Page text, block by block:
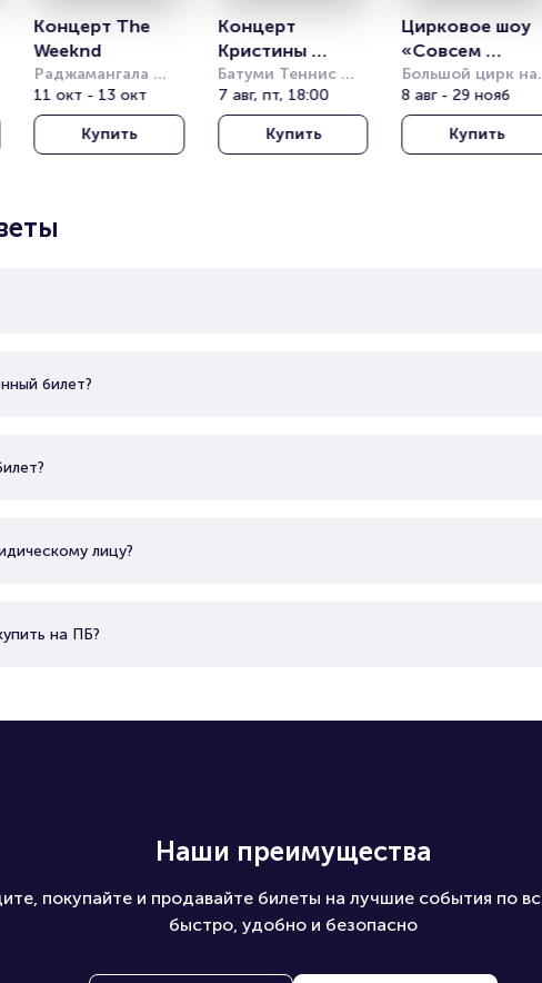
Концерт The
Weeknd
Раджамангала
Нэшнл Стэдиум
(Rajamangala
National Stadium)
11 окт - 13 окт
Купить
Концерт
Кристины
Орбакайте
Батуми Теннис
Клаб (Batumi
Tennis Club)
7 авг, пт, 18:00
Купить
Цирковое шоу
«Совсем
большой»
Большой цирк на
проспекте
Вернадского
8 авг - 29 нояб
Купить
билет?
лицу?
на ПБ?
Наши преимущества
покупайте и продавайте билеты на лучшие события по
быстро, удобно и безопасно